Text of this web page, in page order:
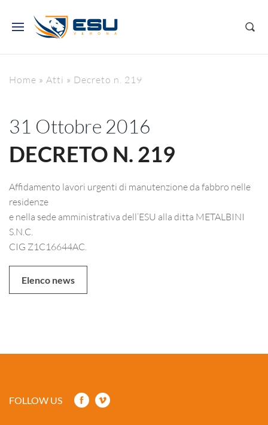
Home » Atti » Decreto n. 219
31 Ottobre 2016
DECRETO N. 219
Affidamento lavori urgenti di manutenzione da fabbro nelle
residenze
e nella sede amministrativa dell’ESU alla ditta METALBINI
S.N.C.
CIG Z1C16644AC.
Elenco news
FOLLOW US